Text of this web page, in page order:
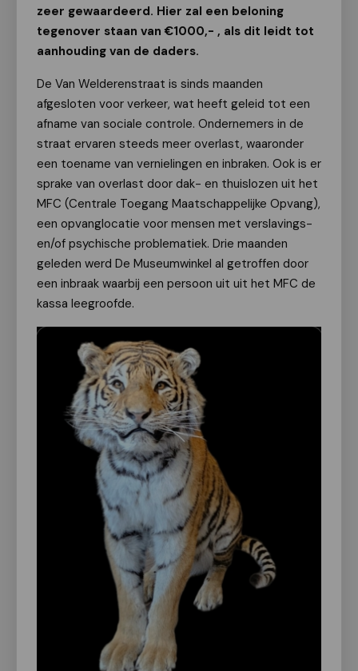
zeer gewaardeerd. Hier zal een beloning
tegenover staan van €1000,- , als dit leidt tot
aanhouding van de daders.
De Van Welderenstraat is sinds maanden
afgesloten voor verkeer, wat heeft geleid tot een
afname van sociale controle. Ondernemers in de
straat ervaren steeds meer overlast, waaronder
een toename van vernielingen en inbraken. Ook is er
sprake van overlast door dak- en thuislozen uit het
MFC (Centrale Toegang Maatschappelijke Opvang),
een opvanglocatie voor mensen met verslavings-
en/of psychische problematiek. Drie maanden
geleden werd De Museumwinkel al getroffen door
een inbraak waarbij een persoon uit uit het MFC de
kassa leegroofde.